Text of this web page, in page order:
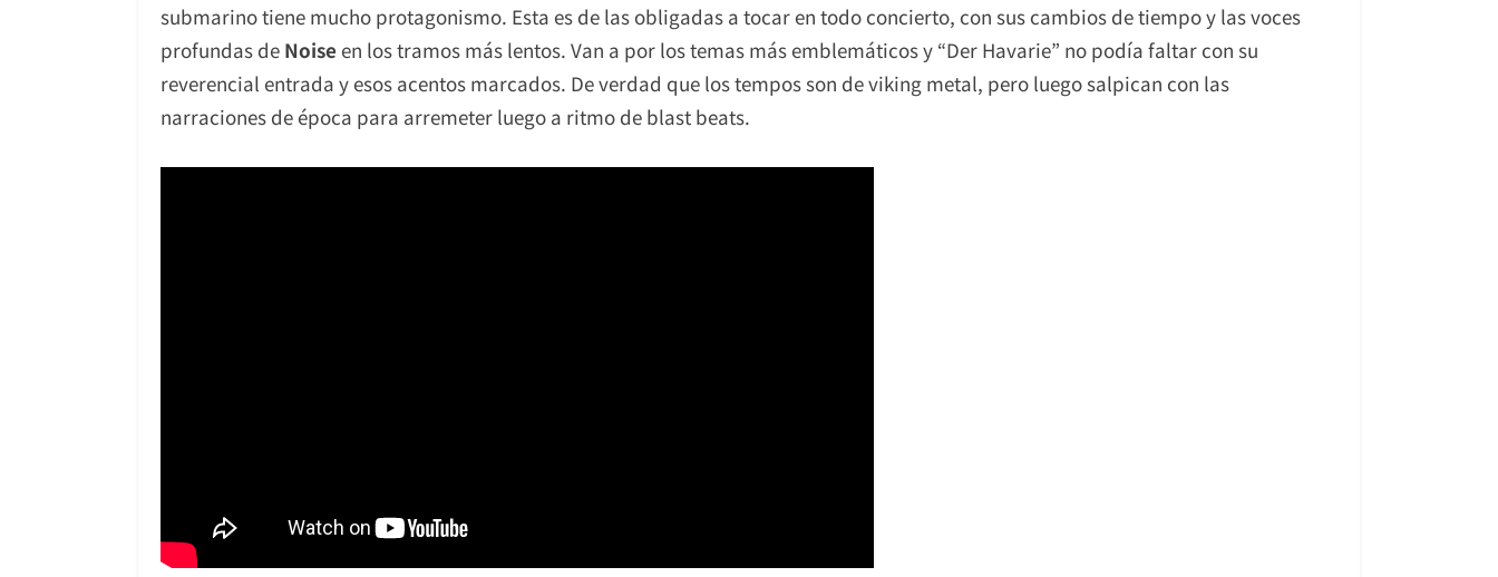
submarino tiene mucho protagonismo. Esta es de las obligadas a tocar en todo concierto, con sus cambios de tiempo y las voces
profundas de Noise en los tramos más lentos. Van a por los temas más emblemáticos y “Der Havarie” no podía faltar con su
reverencial entrada y esos acentos marcados. De verdad que los tempos son de viking metal, pero luego salpican con las
narraciones de época para arremeter luego a ritmo de blast beats.